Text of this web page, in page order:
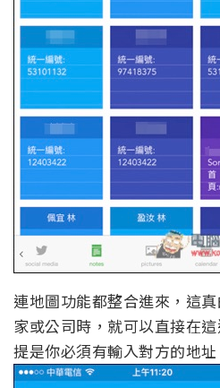
連地圖功能都整合進來，這
家或公司時，就可以直接在
提是你必須有輸入對方的地址